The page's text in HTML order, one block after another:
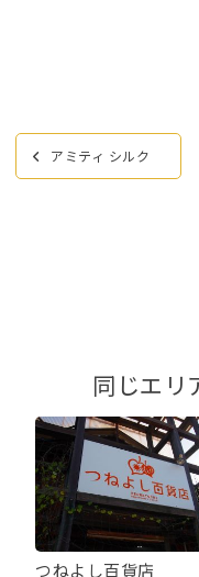
投
稿
アミティ シルク
同じエリ
つねよし百貨店